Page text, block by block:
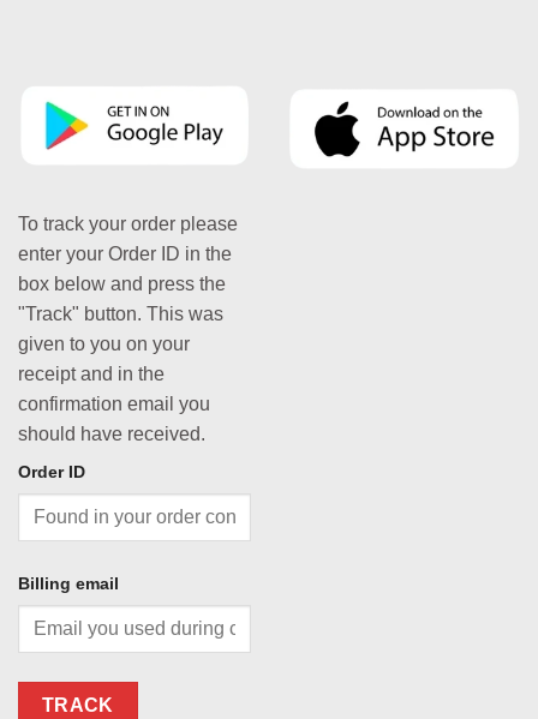
To track your order please
enter your Order ID in the
box below and press the
"Track" button. This was
given to you on your
receipt and in the
confirmation email you
should have received.
Order ID
Billing email
TRACK